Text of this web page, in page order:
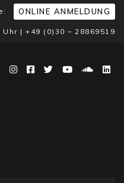
ONLINE ANMELDUNG
Uhr | +49 (0)30 – 28869519